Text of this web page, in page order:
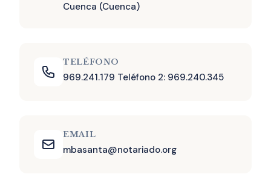
Cuenca (Cuenca)
TELÉFONO
969.241.179 Teléfono 2: 969.240.345
EMAIL
mbasanta@notariado.org